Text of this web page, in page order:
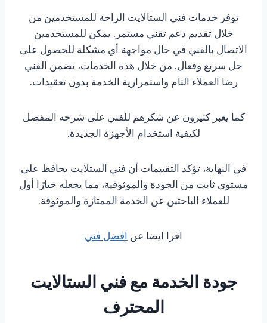
توفر خدمات فني الستالايت الراحة للمستخدمين من
خلال تقديم دعم تقني مستمر. يمكن للمستخدمين
الاتصال بالفني في حال مواجهة أي مشكلة للحصول على
حل سريع وفعال. من خلال هذه الخدمات، يضمن الفني
رضا العملاء التام واستمرارية الخدمة بدون تعقيدات.
كما يعبر كثيرون عن شكرهم للفني على شرحه المفصل
لكيفية استخدام الأجهزة الجديدة.
في النهاية، تؤكد التقييمات أن فني الستلايت يحافظ على
مستوى ثابت من الجودة والموثوقية، مما يجعله خيارًا أول
للعملاء الباحثين عن الخدمة الممتازة والموثوقة.
اقرا ايضا عنافضل فني
جودة الخدمة مع فني الستالايت
المحترف